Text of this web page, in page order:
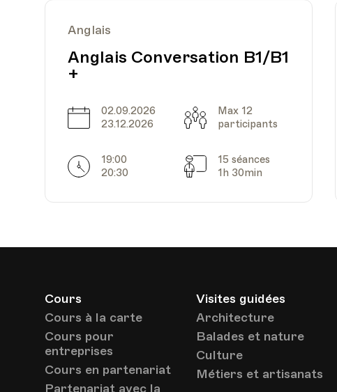
Date21.06.2022 Heure
18.00
Anglais
Anglais Conversation B1/B1
+
Date
02.09.2026
23.12.2026
Capacité
Max 12
participants
Horarires
19:00
20:30
Séances
15 séances
1h 30min
Cours
Cours à la carte
Cours pour
entreprises
Cours en partenariat
Partenariat avec la
Visites guidées
Architecture
Balades et nature
Culture
Métiers et artisanats